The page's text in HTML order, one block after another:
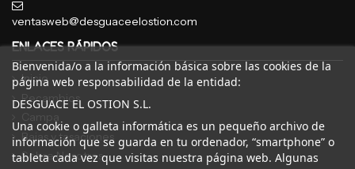
ventasweb@desguaceelostion.com
ENLACES RÁPIDOS
Inicio
Recambios
Bajas y tasaciones
Sobre Nosotros
Bienvenida/o a la información básica sobre las cookies de la
página web responsabilidad de la entidad:
DESGUACE EL OSTION S.L.
Una cookie o galleta informática es un pequeño archivo de
información que se guarda en tu ordenador, “smartphone” o
tableta cada vez que visitas nuestra página web. Algunas